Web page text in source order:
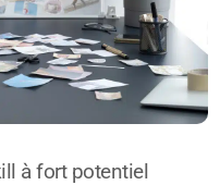
à fort potentiel